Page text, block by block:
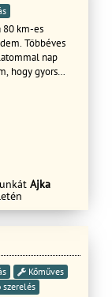
80 km-es
Többéves
nap
hogy gyors
Ajka
Kőműves
szerelés